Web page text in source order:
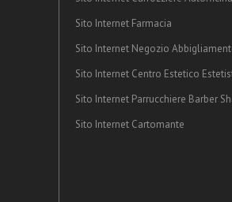
Sito Internet Farmacia
Sito Internet Negozio
Sito Internet Centro Estetico
Sito Internet Parrucchiere Barber
Sito Internet Cartomante